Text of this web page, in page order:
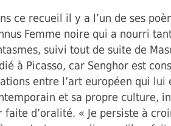
ce recueil il y a l’un de ses
Femme noire qui a nourri
suivi tout de suite de
à Picasso, car Senghor est
entre l’art européen qui lui
et sa propre culture,
faite d’oralité. « Je persiste à